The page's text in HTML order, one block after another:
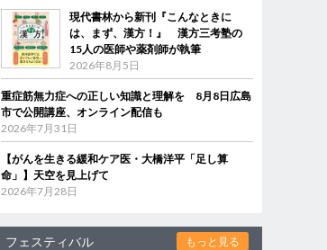
現代書林から新刊『こんなときに
は、まず、漢方！』 漢方三考塾の
15人の医師や薬剤師が執筆
2026年8月5日
重症筋無力症への正しい知識と理解を 8月8日広島
市で公開講座、オンライン配信も
2026年7月31日
【がんを生きる緩和ケア医・大橋洋平「足し算
命」】天空を見上げて
2026年7月28日
フェスティバル もっと見る